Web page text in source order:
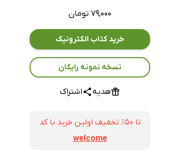
۷۹,۰۰۰ تومان
خرید کتاب الکترونیک
نسخه نمونه رایگان
هدیه اشتراک
تا ۵۰٪ تخفیف اولین خرید با کد
welcome